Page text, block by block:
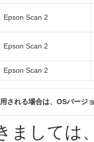
Scan 2
Scan 2
Scan 2
される場合は、OSバージ
ましては